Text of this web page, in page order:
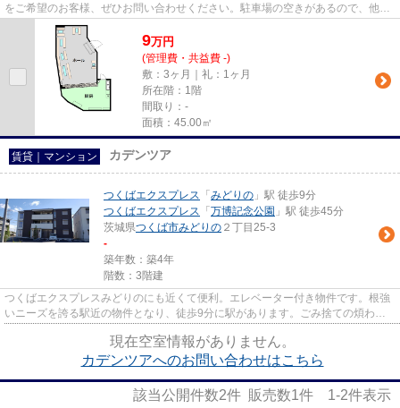
をご希望のお客様、ぜひお問い合わせください。駐車場の空きがあるので、他で
駐車場を契約する必要があり...
9万円
(管理費・共益費 -)
敷：3ヶ月｜礼：1ヶ月
所在階：1階
間取り：-
面積：45.00㎡
賃貸｜マンション カデンツア
つくばエクスプレス 「 みどりの 」駅 徒歩9分
つくばエクスプレス 「 万博記念公園 」駅 徒歩45分
茨城県つくば市みどりの ２丁目25-3
-
築年数：築4年
階数：3階建
つくばエクスプレスみどりのにも近くて便利。エレベーター付き物件です。根強
いニーズを誇る駅近の物件となり、徒歩9分に駅があります。ごみ捨ての煩わし
現在空室情報がありません。
カデンツアへのお問い合わせはこちら
該当公開件数2件 販売数1件 1-2件表示